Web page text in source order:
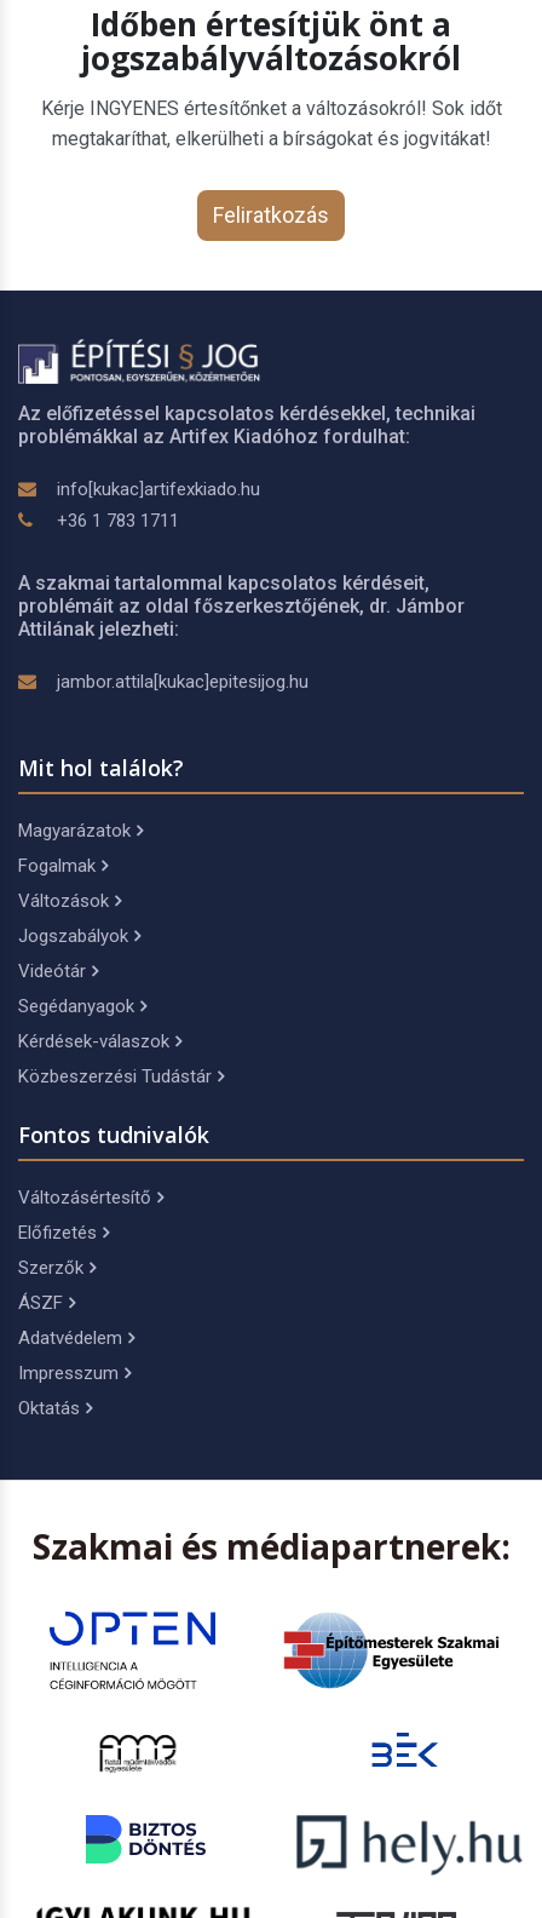
Időben értesítjük önt a
jogszabályváltozásokról
Kérje INGYENES értesítőnket a változásokról! Sok időt
megtakaríthat, elkerülheti a bírságokat és jogvitákat!
Feliratkozás
Az előfizetéssel kapcsolatos kérdésekkel, technikai
problémákkal az Artifex Kiadóhoz fordulhat:
info[kukac]artifexkiado.hu
+36 1 783 1711
A szakmai tartalommal kapcsolatos kérdéseit,
problémáit az oldal főszerkesztőjének, dr. Jámbor
Attilának jelezheti:
jambor.attila[kukac]epitesijog.hu
Mit hol találok?
Magyarázatok
Fogalmak
Változások
Jogszabályok
Videótár
Segédanyagok
Kérdések-válaszok
Közbeszerzési Tudástár
Fontos tudnivalók
Változásértesítő
Előfizetés
Szerzők
ÁSZF
Adatvédelem
Impresszum
Oktatás
Szakmai és médiapartnerek: